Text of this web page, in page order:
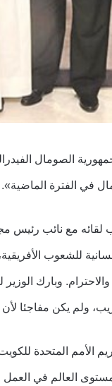
الصومال
في الفترة الماضية».
مع نائب رئيس مجلس
للشعوب
وبارك
ولم يكن مفاجئا
المتحدة
العالم في